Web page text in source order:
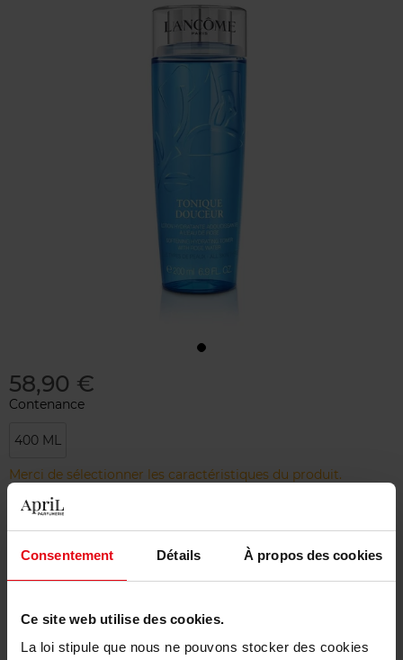
Consentement Détails À propos des cookies
Ce site web utilise des cookies.
La loi stipule que nous ne pouvons stocker des cookies
58,90 €
Contenance
400 ML
Merci de sélectionner les caractéristiques du produit.
Ajouter
Livraison gratuite à partir de 50€
Retour gratuit dans votre magasin